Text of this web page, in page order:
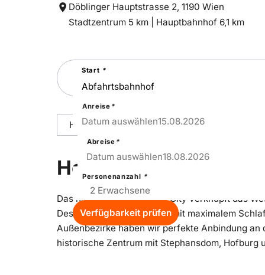
Döblinger Hauptstrasse 2, 1190 Wien
Entfernung
Stadtzentrum 5 km | Entfernung
Hauptbahnhof 6,1 km
Sie
nach
einer
Städtereise
Start *
Anreise *
15
Sat
Datum auswählen15.08.2026
Abreise *
18
Tue
Datum auswählen18.08.2026
Personenanzahl *
Verfügbarkeit prüfen
Hoteldetails Reisepakete
Hoteldetails
Das neue ibis Styles Wien City verknüpft das
Design. Wir begeistern Sie mit maximalem
Außenbezirke haben wir perfekte Anbindung
historische Zentrum mit Stephansdom, Hofburg